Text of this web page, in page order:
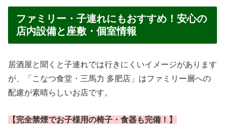
ファミリー・子連れにもおすすめ！安心の
店内設備と座敷・個室情報
居酒屋と聞くと子連れでは行きにくいイメージがあります
が、「こなつ食堂・三馬力 多肥店」はファミリー層への
配慮が素晴らしいお店です。
【完全禁煙でお子様用の椅子・食器も完備！】